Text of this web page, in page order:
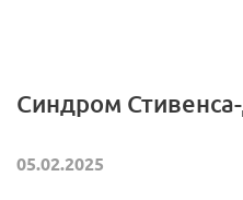
Синдром
05.02.2025